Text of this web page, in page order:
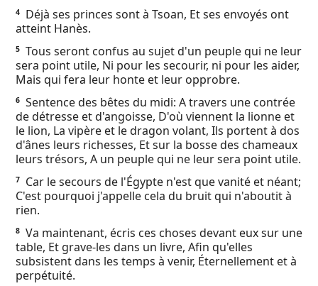
L.O.A
Ebook
4
Déjà ses princes sont à Tsoan, Et ses envoyés ont
atteint Hanès.
5 Tous seront confus au sujet d'un peuple qui ne leur
sera point utile, Ni pour les secourir, ni pour les aider,
Mais qui fera leur honte et leur opprobre.
6 Sentence des bêtes du midi: A travers une contrée
de détresse et d'angoisse, D'où viennent la lionne et
le lion, La vipère et le dragon volant, Ils portent à dos
d'ânes leurs richesses, Et sur la bosse des chameaux
leurs trésors, A un peuple qui ne leur sera point utile.
7
Car le secours de l'Égypte n'est que vanité et néant;
C'est pourquoi j'appelle cela du bruit qui n'aboutit à
rien.
8 Va maintenant, écris ces choses devant eux sur une
table, Et grave-les dans un livre, Afin qu'elles
subsistent dans les temps à venir, Éternellement et à
perpétuité.